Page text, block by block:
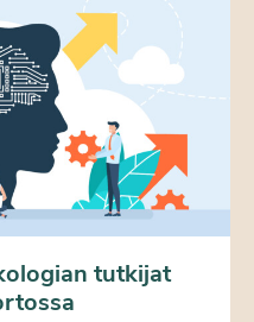
tutkijat